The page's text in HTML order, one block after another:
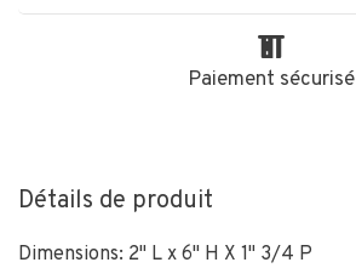
Paiement sécurisé
Détails de produit
Dimensions: 2" L x 6" H X 1" 3/4 P